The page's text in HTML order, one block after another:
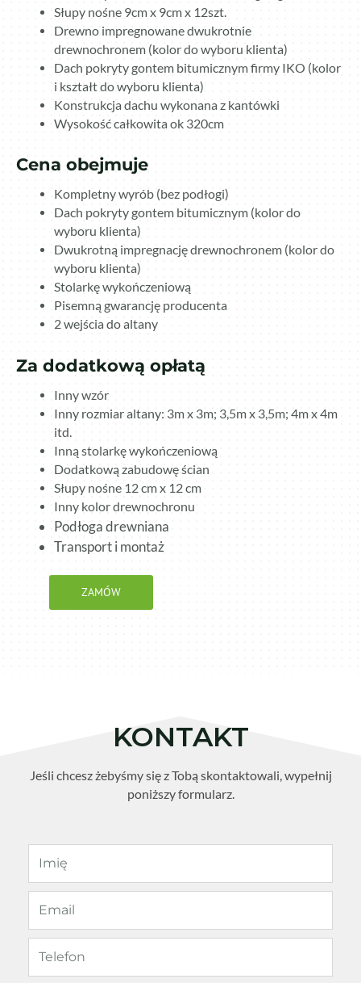
Słupy nośne 9cm x 9cm x 12szt.
Drewno impregnowane dwukrotnie
drewnochronem (kolor do wyboru klienta)
Dach pokryty gontem bitumicznym firmy IKO (kolor
i kształt do wyboru klienta)
Konstrukcja dachu wykonana z kantówki
Wysokość całkowita ok 320cm
Cena obejmuje
Kompletny wyrób (bez podłogi)
Dach pokryty gontem bitumicznym (kolor do
wyboru klienta)
Dwukrotną impregnację drewnochronem (kolor do
wyboru klienta)
Stolarkę wykończeniową
Pisemną gwarancję producenta
2 wejścia do altany
Za dodatkową opłatą
Inny wzór
Inny rozmiar altany: 3m x 3m; 3,5m x 3,5m; 4m x 4m
itd.
Inną stolarkę wykończeniową
Dodatkową zabudowę ścian
Słupy nośne 12 cm x 12 cm
Inny kolor drewnochronu
Podłoga drewniana
Transport i montaż
ZAMÓW
KONTAKT
Jeśli chcesz żebyśmy się z Tobą skontaktowali, wypełnij
poniższy formularz.